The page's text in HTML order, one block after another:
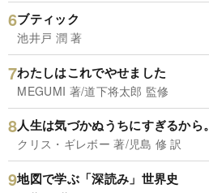
ブティック
池井戸 潤 著
わたしはこれでやせました
MEGUMI 著/道下将太郎 監修
人生は気づかぬうちにすぎるから。
クリス・ギレボー 著/児島 修 訳
地図で学ぶ「深読み」世界史